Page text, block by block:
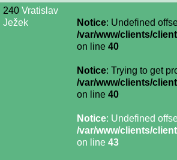
240 Vratislav
Ježek
Notice: Undefined
/var/www/clients/
on line 40
Notice: Trying to get
/var/www/clients/
on line 40
Notice: Undefined
/var/www/clients/
on line 43